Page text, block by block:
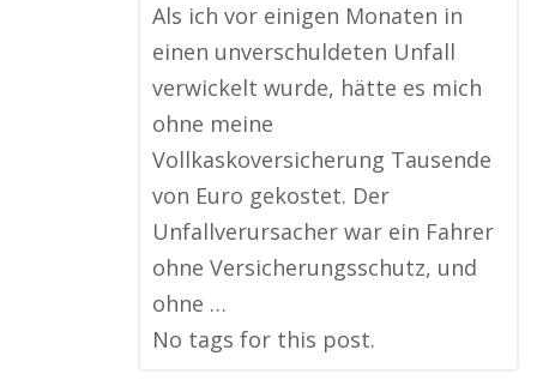
Als ich vor einigen Monaten in
einen unverschuldeten Unfall
verwickelt wurde, hätte es mich
ohne meine
Vollkaskoversicherung Tausende
von Euro gekostet. Der
Unfallverursacher war ein Fahrer
ohne Versicherungsschutz, und
ohne …
No tags for this post.